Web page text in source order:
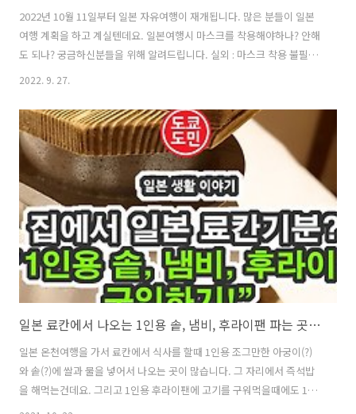
2022년 10월 11일부터 일본 자유여행이 재개됩니다. 많은 분들이 일본
여행 계획을 하고 계실텐데요. 일본여행시 마스크를 착용해야하나? 안해
도 되나? 궁금하신분들을 위해 알려드립니다. 실외 : 마스크 착용 불필요
일본내에서 실외에서는 마스크 전면해제! 마스크 착용하지 않아도 되는
이 많은 곳에서는 마스크를 하는게 좋을거 같습니다. 실내 : 마스크 착용
필요 실내에서는 여전히 마스크 착용은 필수입니다. 일본내에서의 마스
크 가격 일본내에서 마스크는 편의점, 동키호테, 드럭스토어(약국)에서
쉽게 구입할 수 있습니다. 30~60장 들어있는 마스크는 400~600엔(약
4000~6000원)정도입니다. 마스크 부족하시면 일본에서 구입하시면 되
니 ..
2022. 9. 27.
일본 료칸에서 나오는 1인용 솥, 냄비, 후라이팬 파는 곳과 가격
일본 온천여행을 가서 료칸에서 식사를 할때 1인용 조그만한 아궁이(?)
와 솥(?)에 쌀과 물을 넣어서 나오는 곳이 많습니다. 그 자리에서 즉석밥
을 해먹는건데요. 그리고 1인용 후라이팬에 고기를 구워먹을때에도 1인